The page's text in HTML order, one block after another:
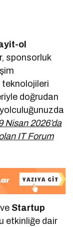
ol
sponsorluk
teknolojileri
doğrudan
Nisan 2026’da
IT Forum
ve Startup
etkinliğe dair